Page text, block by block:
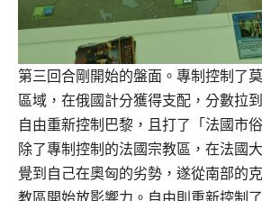
第三回合剛開始的盤面。專制控制了
區域，在俄國計分獲得支配，分數拉
自由重新控制巴黎，且打了「法國市
除了專制控制的法國宗教區，在法國
覺到自己在奧匈的劣勢，遂從南部的
教區開始放影響力。自由則重新控制